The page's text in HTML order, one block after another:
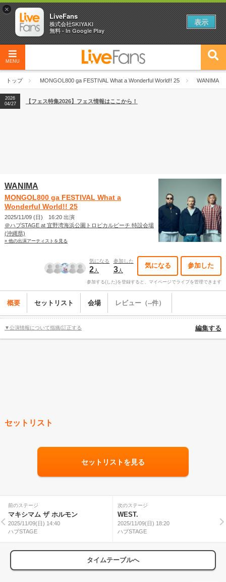
MENU
トップ MONGOL800 ga FESTIVAL What a Wonderful World!! 25 WANIMA
2026
04/27
2026
【ライブ動員ランキング】2026年上半期編発表！
2026
04/27
【フェス特集2026】フェス情報はここから！
WANIMA
MONGOL800 ga FESTIVAL What a
Wonderful World!! 25
2025/11/09 (日) 16:20 出演
＠ハブSTAGE at 宜野湾海浜公園トロピカルビーチ 特設会場
(沖縄県)
» 他の出演アーティストを見る
気になる
2人
参加した
3人
気になる 参加した
参加する(した)を登録すると、マイページでライブを管理できます
概要 セットリスト 会場 レビュー（--件）
▼公演情報について指摘/訂正する 編集する
セットリスト
セットリストを見る
前のステージ
マキシマム ザ ホルモン
2025/11/09(日) 14:40
ハブSTAGE
次のステージ
WEST.
2025/11/09(日) 18:20
ハブSTAGE
タイムテーブルへ
×
LiveFans
株式会社SKIYAKI
無料 - In Google Play
表示